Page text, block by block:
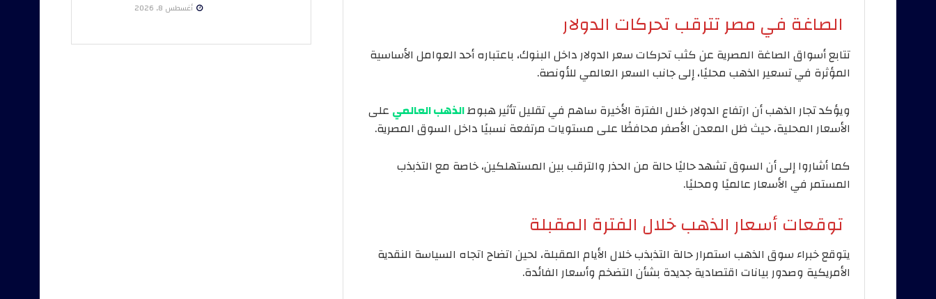
الصاغة في مصر تترقب تحركات الدولار
تتابع أسواق الصاغة المصرية عن كثب تحركات سعر الدولار داخل البنوك، باعتباره أحد العوامل الأساسية
المؤثرة في تسعير الذهب محليًا، إلى جانب السعر العالمي للأونصة.
ويؤكد تجار الذهب أن ارتفاع الدولار خلال الفترة الأخيرة ساهم في تقليل تأثير هبوطالذهب العالمي على
الأسعار المحلية، حيث ظل المعدن الأصفر محافظًا على مستويات مرتفعة نسبيًا داخل السوق المصرية.
كما أشاروا إلى أن السوق تشهد حاليًا حالة من الحذر والترقب بين المستهلكين، خاصة مع التذبذب
المستمر في الأسعار عالميًا ومحليًا.
توقعات أسعار الذهب خلال الفترة المقبلة
يتوقع خبراء سوق الذهب استمرار حالة التذبذب خلال الأيام المقبلة، لحين اتضاح اتجاه السياسة النقدية
الأمريكية وصدور بيانات اقتصادية جديدة بشأن التضخم وأسعار الفائدة.
أغسطس 8, 2026